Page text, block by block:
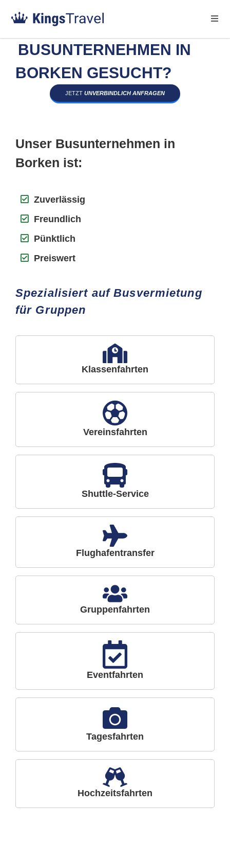
BUSUNTERNEHMEN IN
BORKEN GESUCHT?
JETZT UNVERBINDLICH ANFRAGEN
Unser Busunternehmen in
Borken ist:
Zuverlässig
Freundlich
Pünktlich
Preiswert
Spezialisiert auf Busvermietung
für Gruppen
Klassenfahrten
Vereinsfahrten
Shuttle-Service
Flughafentransfer
Gruppenfahrten
Eventfahrten
Tagesfahrten
Hochzeitsfahrten